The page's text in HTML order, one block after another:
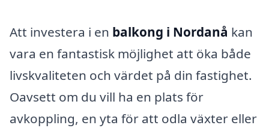
Att investera i en balkong i Nordanå kan
vara en fantastisk möjlighet att öka både
livskvaliteten och värdet på din fastighet.
Oavsett om du vill ha en plats för
avkoppling, en yta för att odla växter eller